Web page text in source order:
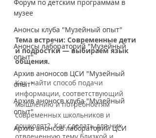
Форум по детским программам в
музее
Анонсы клуба "Музейный опыт"
Анонсы лабораторий "Музейный
опыт"
Архив аноносов ЦСИ "Музейный
опыт"
Архив аноносв клуба "Музейный
опыт"
Архив анонсов лабораторий ЦСИ
Тема встречи: Современные дети
и подростки — выбираем язык
общения.
Как  найти способ подачи
информации, соответствующий
мышлению и потребностям
современных школьников и
дошколят?  Как сделать для них